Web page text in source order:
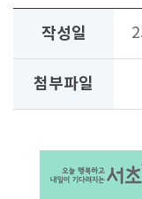
작성일
첨부파일